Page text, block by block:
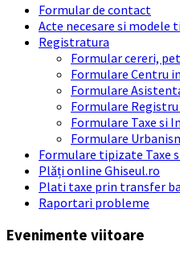
Formular de contact
Acte necesare si modele
Registratura
Formular cereri,
Formulare Centru
Formulare
Formulare
Formulare Taxe si
Formulare
Formulare tipizate Taxe
Plăți online Ghiseul.ro
Plati taxe prin transfer
Raportari probleme
Evenimente viitoare